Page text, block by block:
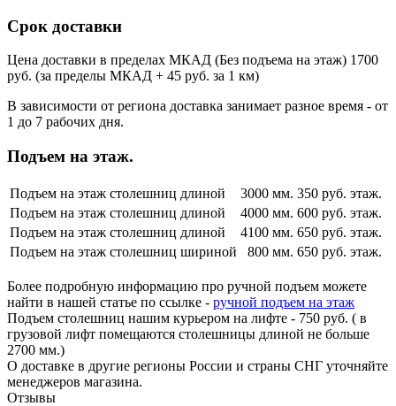
Срок доставки
Цена доставки в пределах МКАД (Без подъема на этаж) 1700
руб. (за пределы МКАД + 45 руб. за 1 км)
В зависимости от региона доставка занимает разное время - от
1 до 7 рабочих дня.
Подъем на этаж.
Подъем на этаж столешниц длиной 3000 мм. 350 руб. этаж.
Подъем на этаж столешниц длиной
4000 мм. 600 руб. этаж.
Подъем на этаж столешниц длиной
4100 мм. 650 руб. этаж.
Подъем на этаж столешниц шириной
800 мм. 650 руб. этаж.
Более подробную информацию про ручной подъем можете
найти в нашей статье по ссылке - ручной подъем на этаж
Подъем столешниц нашим курьером на лифте - 750 руб. ( в
грузовой лифт помещаются столешницы длиной не больше
2700 мм.)
О доставке в другие регионы России и страны СНГ уточняйте
менеджеров магазина.
Отзывы